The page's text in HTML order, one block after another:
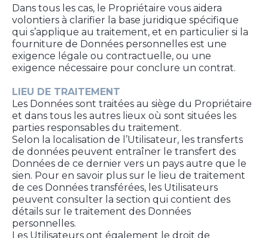
Dans tous les cas, le Propriétaire vous aidera
volontiers à clarifier la base juridique spécifique
qui s’applique au traitement, et en particulier si la
fourniture de Données personnelles est une
exigence légale ou contractuelle, ou une
exigence nécessaire pour conclure un contrat.
LIEU DE TRAITEMENT
Les Données sont traitées au siège du Propriétaire
et dans tous les autres lieux où sont situées les
parties responsables du traitement.
Selon la localisation de l’Utilisateur, les transferts
de données peuvent entraîner le transfert des
Données de ce dernier vers un pays autre que le
sien. Pour en savoir plus sur le lieu de traitement
de ces Données transférées, les Utilisateurs
peuvent consulter la section qui contient des
détails sur le traitement des Données
personnelles.
Les Utilisateurs ont également le droit de